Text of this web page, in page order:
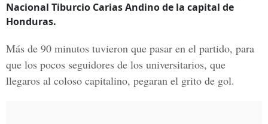
Nacional Tiburcio Carias Andino de la capital de
Honduras.
Más de 90 minutos tuvieron que pasar en el partido, para
que los pocos seguidores de los universitarios, que
llegaros al coloso capitalino, pegaran el grito de gol.